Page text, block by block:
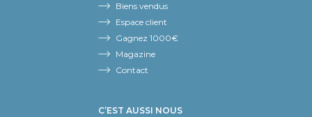
Biens vendus
Espace client
Gagnez 1000€
Magazine
Contact
C’EST AUSSI NOUS